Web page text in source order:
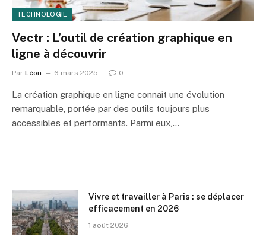
TECHNOLOGIE
Vectr : L’outil de création graphique en
ligne à découvrir
Par Léon 6 mars 2025 0
La création graphique en ligne connaît une évolution
remarquable, portée par des outils toujours plus
accessibles et performants. Parmi eux,…
Vivre et travailler à Paris : se déplacer
efficacement en 2026
1 août 2026